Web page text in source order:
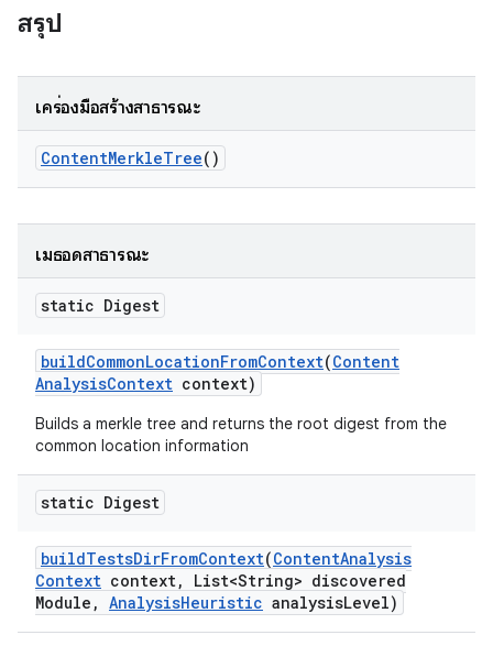
สรุป
เครื่องมือสร้างสาธารณะ
ContentMerkleTree()
เมธอดสาธารณะ
static Digest
buildCommonLocationFromContext(Content
AnalysisContext context)
Builds a merkle tree and returns the root digest from the
common location information
static Digest
buildTestsDirFromContext(ContentAnalysis
Context context,
List<String> discovered
Module , AnalysisHeuristic analysisLevel)